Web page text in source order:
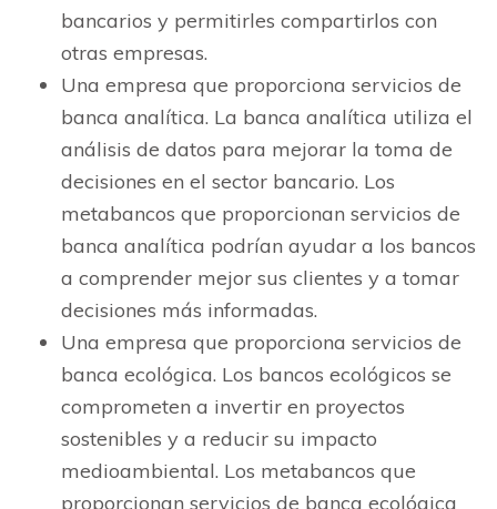
bancarios y permitirles compartirlos con
otras empresas.
Una empresa que proporciona servicios de
banca analítica. La banca analítica utiliza el
análisis de datos para mejorar la toma de
decisiones en el sector bancario. Los
metabancos que proporcionan servicios de
banca analítica podrían ayudar a los bancos
a comprender mejor sus clientes y a tomar
decisiones más informadas.
Una empresa que proporciona servicios de
banca ecológica. Los bancos ecológicos se
comprometen a invertir en proyectos
sostenibles y a reducir su impacto
medioambiental. Los metabancos que
proporcionan servicios de banca ecológica